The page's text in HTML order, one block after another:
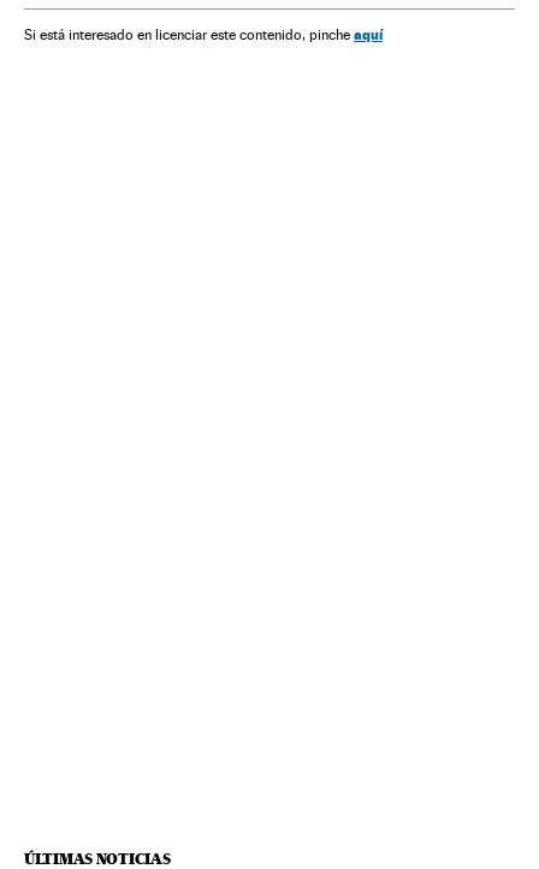
Si está interesado en licenciar este contenido, pinche aquí
ÚLTIMAS NOTICIAS